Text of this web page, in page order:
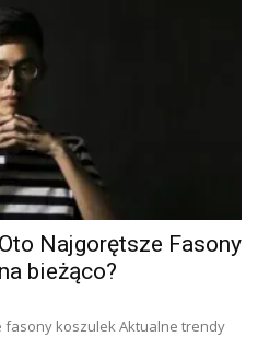
Najgorętsze Fasony
bieżąco?
koszulek Aktualne trendy